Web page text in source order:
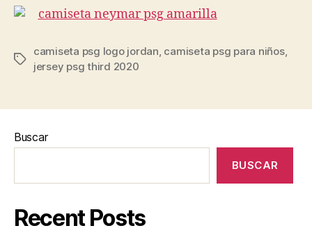
Etiquetas
camiseta psg logo jordan, camiseta psg para niños,
jersey psg third 2020
Buscar
BUSCAR
Recent Posts